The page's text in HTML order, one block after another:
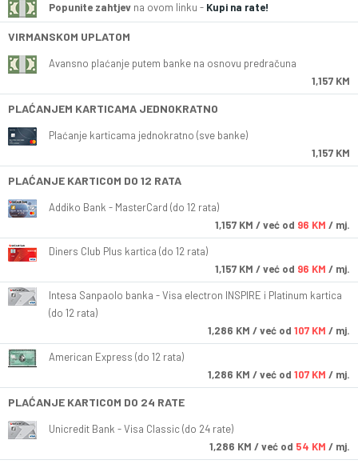
Popunite zahtjev na ovom linku - Kupi na rate!
VIRMANSKOM UPLATOM
Avansno plaćanje putem banke na osnovu predračuna
1,157 KM
PLAĆANJEM KARTICAMA JEDNOKRATNO
Plaćanje karticama jednokratno (sve banke)
1,157 KM
PLAĆANJE KARTICOM DO 12 RATA
Addiko Bank - MasterCard (do 12 rata)
1,157 KM / već od 96 KM / mj.
Diners Club Plus kartica (do 12 rata)
1,157 KM / već od 96 KM / mj.
Intesa Sanpaolo banka - Visa electron INSPIRE i Platinum kartica
(do 12 rata)
1,286 KM / već od 107 KM / mj.
American Express (do 12 rata)
1,286 KM / već od 107 KM / mj.
PLAĆANJE KARTICOM DO 24 RATE
Unicredit Bank - Visa Classic (do 24 rate)
1,286 KM / već od 54 KM / mj.